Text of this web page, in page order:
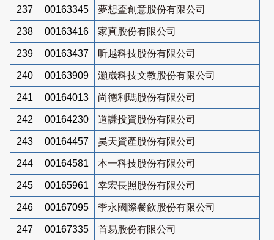
237 00163345 夢想盃創意股份有限公司
238 00163416 家真股份有限公司
239 00163437 昕越科技股份有限公司
240 00163909 灝崴科技文教股份有限公司
241 00164013 尚德利瑪股份有限公司
242 00164230 道謙投資股份有限公司
243 00164457 昊天資產股份有限公司
244 00164581 本一科技股份有限公司
245 00165961 幸宏長照股份有限公司
246 00167095 季永國際餐飲股份有限公司
247 00167335 首易股份有限公司